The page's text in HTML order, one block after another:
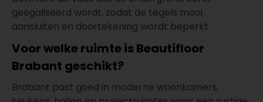
geëgaliseerd wordt, zodat de tegels mooi
aansluiten en doortekening wordt beperkt.
Voor welke ruimte is Beautifloor
Brabant geschikt?
Brabant past goed in moderne woonkamers,